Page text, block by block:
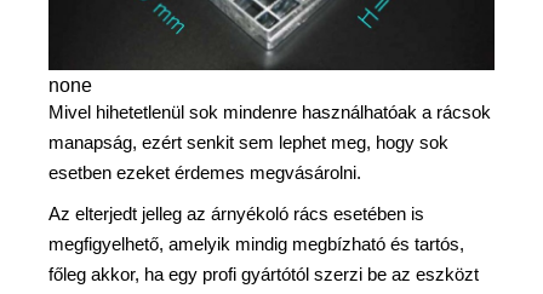
none
Mivel hihetetlenül sok mindenre használhatóak a rácsok
manapság, ezért senkit sem lephet meg, hogy sok
esetben ezeket érdemes megvásárolni.
Az elterjedt jelleg az árnyékoló rács esetében is
megfigyelhető, amelyik mindig megbízható és tartós,
főleg akkor, ha egy profi gyártótól szerzi be az eszközt